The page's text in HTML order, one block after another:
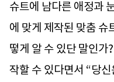
슈트에 남다른 애정과
에 맞게 제작된 맞춤 슈
떻게 알 수 있단 말인가
작할 수 있다면서 “당